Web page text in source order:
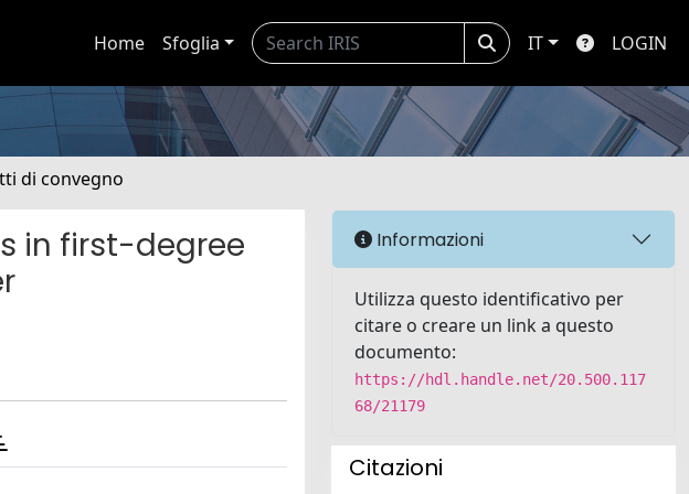
Home Sfoglia IT LOGIN
di convegno
in first-degree
Informazioni
Utilizza questo identificativo per
citare o creare un link a questo
documento:
https://hdl.handle.net/20.500.117
68/21179
Citazioni